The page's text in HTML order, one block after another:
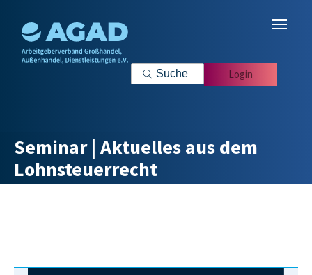
Login
Seminar | Aktuelles aus dem
Lohnsteuerrecht